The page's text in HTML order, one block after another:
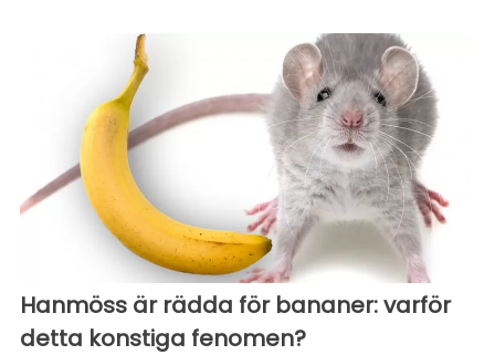
Hanmöss är rädda för bananer: varför
detta konstiga fenomen?